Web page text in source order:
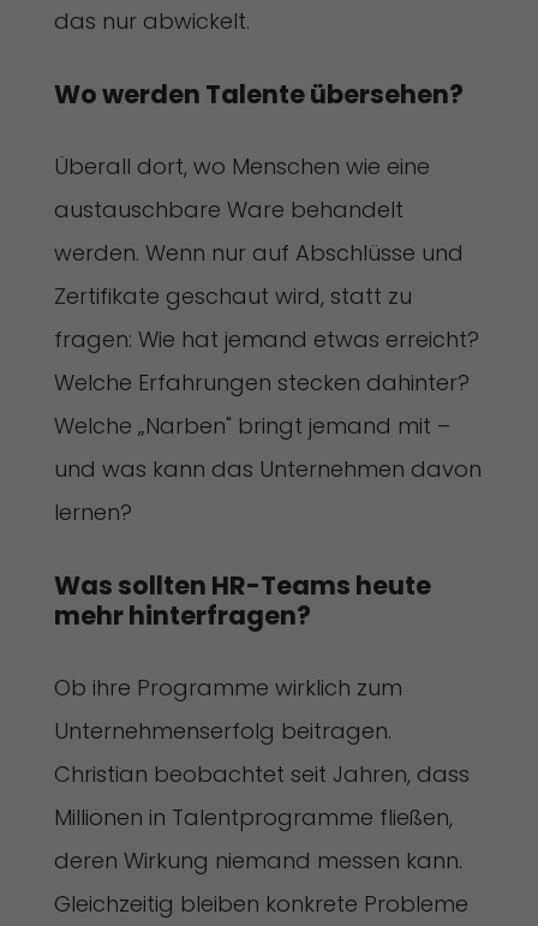
das nur abwickelt.
Wo werden Talente übersehen?
Überall dort, wo Menschen wie eine
austauschbare Ware behandelt
werden. Wenn nur auf Abschlüsse und
Zertifikate geschaut wird, statt zu
fragen: Wie hat jemand etwas erreicht?
Welche Erfahrungen stecken dahinter?
Welche „Narben" bringt jemand mit –
und was kann das Unternehmen davon
lernen?
Was sollten HR-Teams heute
mehr hinterfragen?
Ob ihre Programme wirklich zum
Unternehmenserfolg beitragen.
Christian beobachtet seit Jahren, dass
Millionen in Talentprogramme fließen,
deren Wirkung niemand messen kann.
Gleichzeitig bleiben konkrete Probleme